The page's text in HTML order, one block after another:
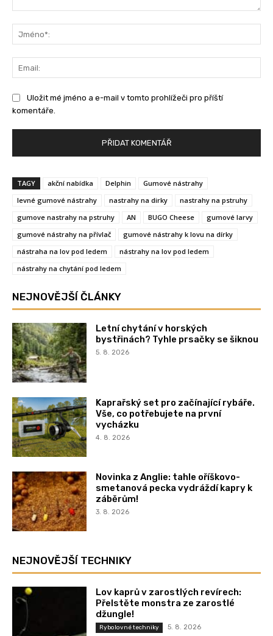
Uložit mé jméno a e-mail v tomto prohlížeči pro příští
komentáře.
TAGY akční nabídka Delphin
Gumové nástrahy
levné gumové nástrahy
nastrahy na dirky
nastrahy na pstruhy
gumove nastrahy na pstruhy
AN BUGO Cheese
gumové larvy
gumové nástrahy na přívlač
gumové nástrahy k lovu na dírky
nástraha na lov pod ledem
nástrahy na lov pod ledem
nástrahy na chytání pod ledem
NEJNOVĚJŠÍ ČLÁNKY
Letní chytání v horských
bystřinách? Tyhle prsačky se šiknou
5. 8. 2026
Kaprařský set pro začínající rybáře.
Vše, co potřebujete na první
vycházku
4. 8. 2026
Novinka z Anglie: tahle oříškovo-
smetanová pecka vydráždí kapry k
záběrům!
3. 8. 2026
NEJNOVĚJŠÍ TECHNIKY
Lov kaprů v zarostlých revírech:
Přelstěte monstra ze zarostlé
džungle!
Rybolovné techniky 5. 8. 2026